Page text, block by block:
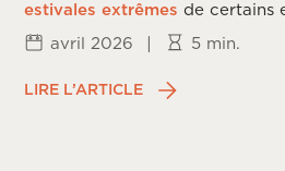
estivales extrêmes de certains
Vallon vous dévoile les
voyage en
juillet
avril 2026 | 5 min.
LIRE L’ARTICLE